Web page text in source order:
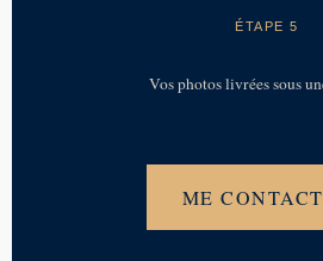
ÉTAPE 5
Vos photos livrées sous
ME